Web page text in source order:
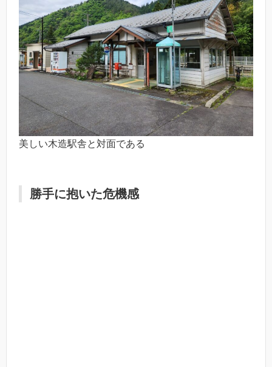
美しい木造駅舎と対面である
勝手に抱いた危機感